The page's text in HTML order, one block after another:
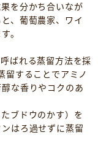
を分かち合いなが
、葡萄農家、ワイ
。
ばれる蒸留方法を採
留することでアミノ
な香りやコクのあ
ブドウのかす）を
はろ過せずに蒸留